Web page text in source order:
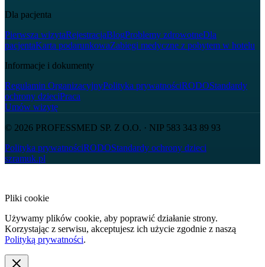
Dla pacjenta
Pierwsza wizytaRejestracjaBlogProblemy zdrowotneDla
pacjentaKarta podarunkowaZabiegi medyczne z pobytem w hotelu
Informacje i dokumenty
Regulamin OrganizacyjnyPolityka prywatnościRODOStandardy
ochrony dzieciPraca
Umów wizytę
© 2026 PROFESSMED SP. Z O.O. · NIP 583 343 89 93
Polityka prywatnościRODOStandardy ochrony dzieci
szramuk.pl
Pliki cookie
Używamy plików cookie, aby poprawić działanie strony.
Korzystając z serwisu, akceptujesz ich użycie zgodnie z naszą
Polityką prywatności.